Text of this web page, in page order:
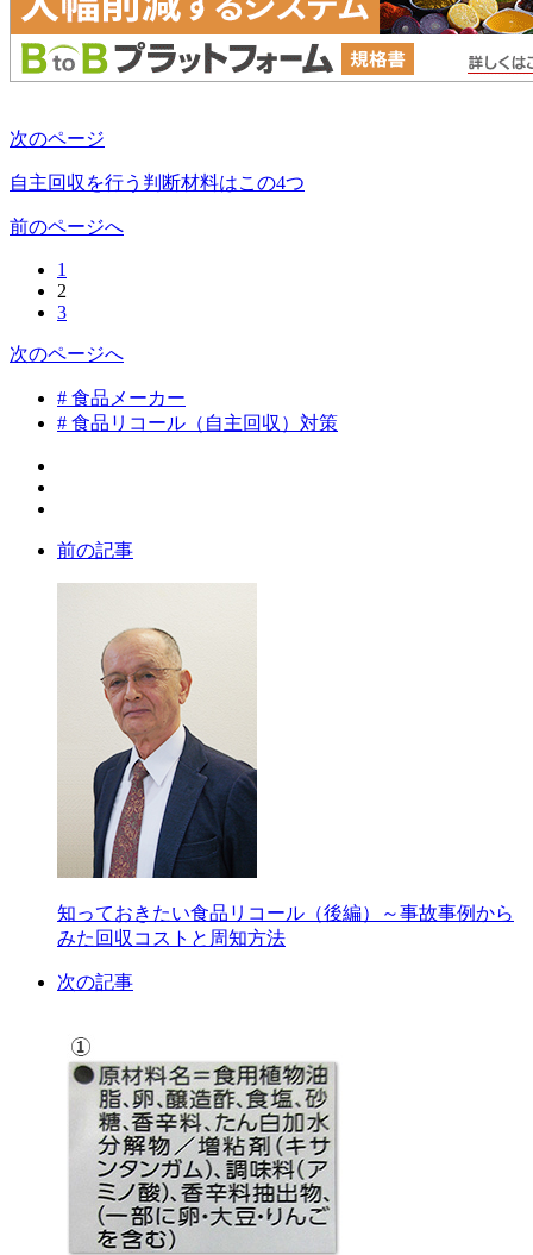
次のページ
自主回収を行う判断材料はこの4つ
前のページへ
1
2
3
次のページへ
# 食品メーカー
# 食品リコール（自主回収）対策
前の記事
知っておきたい食品リコール（後編）～事故事例から
みた回収コストと周知方法
次の記事